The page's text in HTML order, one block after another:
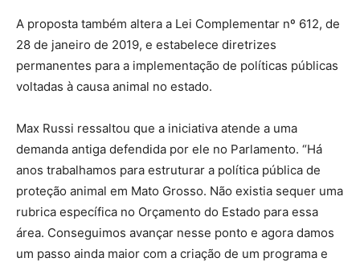
A proposta também altera a Lei Complementar nº 612, de
28 de janeiro de 2019, e estabelece diretrizes
permanentes para a implementação de políticas públicas
voltadas à causa animal no estado.
Max Russi ressaltou que a iniciativa atende a uma
demanda antiga defendida por ele no Parlamento. “Há
anos trabalhamos para estruturar a política pública de
proteção animal em Mato Grosso. Não existia sequer uma
rubrica específica no Orçamento do Estado para essa
área. Conseguimos avançar nesse ponto e agora damos
um passo ainda maior com a criação de um programa e